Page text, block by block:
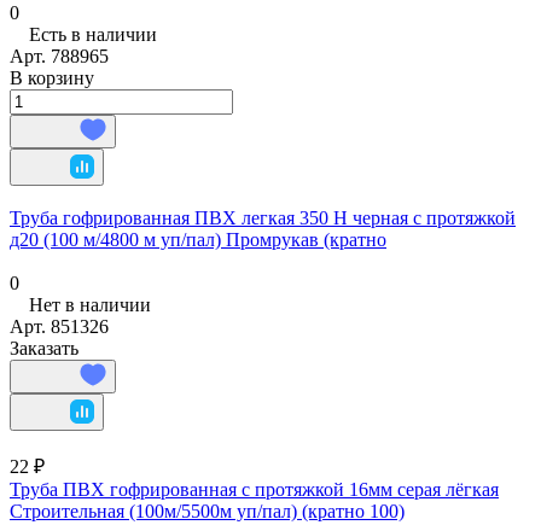
0
Есть в наличии
Арт. 788965
В корзину
Труба гофрированная ПВХ легкая 350 Н черная с протяжкой
д20 (100 м/4800 м уп/пал) Промрукав (кратно
0
Нет в наличии
Арт. 851326
Заказать
22 ₽
Труба ПВХ гофрированная с протяжкой 16мм серая лёгкая
Строительная (100м/5500м уп/пал) (кратно 100)